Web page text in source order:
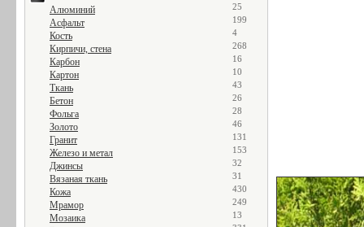
Алюминий 25
Асфальт 199
Кость 4
Кирпичи, стена 268
Карбон 16
Картон 10
Ткань 43
Бетон 26
Фольга 28
Золото 46
Гранит 131
Железо и метал 153
Джинсы 32
Вязаная ткань 31
Кожа 430
Мрамор 249
Мозаика 13